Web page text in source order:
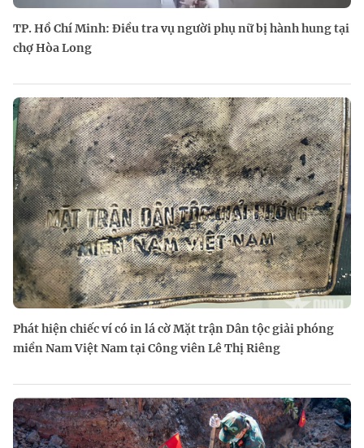
TP. Hồ Chí Minh: Điều tra vụ người phụ nữ bị hành hung tại
chợ Hòa Long
Phát hiện chiếc ví có in lá cờ Mặt trận Dân tộc giải phóng
miền Nam Việt Nam tại Công viên Lê Thị Riêng